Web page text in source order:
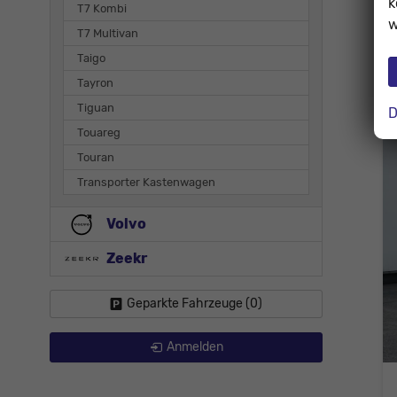
T7 Kombi
T7 Multivan
Taigo
Tayron
Tiguan
Touareg
Touran
Transporter Kastenwagen
Volvo
Zeekr
Geparkte Fahrzeuge (0)
Anmelden